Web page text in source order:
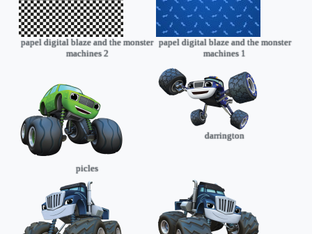
papel digital blaze and the monster
machines 2
papel digital blaze and the monster
machines 1
picles
darrington